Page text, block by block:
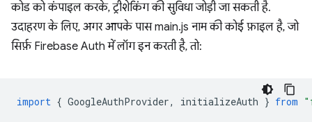
कोड को कंपाइल करके, ट्रीशेकिंग की सुविधा जोड़ी जा सकती है.
उदाहरण के लिए, अगर आपके पास main.js नाम की कोई फ़ाइल है, जो
सिर्फ़ Firebase Auth में लॉग इन करती है, तो:
import { GoogleAuthProvider, initializeAuth } from